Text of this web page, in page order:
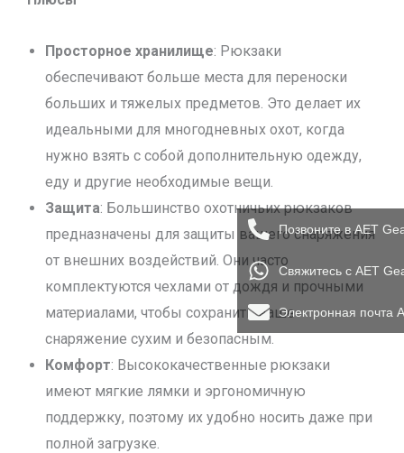
Просторное хранилище: Рюкзаки
обеспечивают больше места для переноски
больших и тяжелых предметов. Это делает их
идеальными для многодневных охот, когда
нужно взять с собой дополнительную одежду,
еду и другие необходимые вещи.
Защита: Большинство охотничьих рюкзаков
предназначены для защиты вашего снаряжения
от внешних воздействий. Они часто
комплектуются чехлами от дождя и прочными
материалами, чтобы сохранить ваше
снаряжение сухим и безопасным.
Комфорт: Высококачественные рюкзаки
имеют мягкие лямки и эргономичную
поддержку, поэтому их удобно носить даже при
полной загрузке.
Позвоните в AET
Свяжитесь с AET
Электронная почта